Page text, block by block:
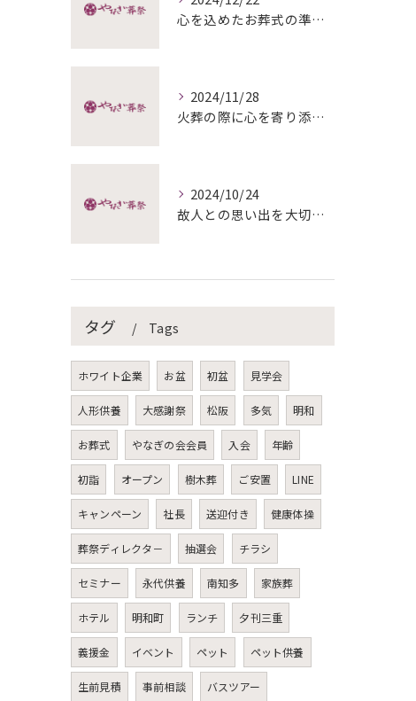
心を込めたお葬式の準備と終活
2024/11/28
火葬の際に心を寄り添わせる方法
2024/10/24
故人との思い出を大切にした家族葬のすすめ
タグ Tags
ホワイト企業 お盆 初盆 見学会
人形供養 大感謝祭 松阪 多気 明和
お葬式 やなぎの会会員 入会 年齢
初詣 オープン 樹木葬 ご安置 LINE
キャンペーン 社長 送迎付き 健康体操
葬祭ディレクタ－ 抽選会 チラシ
セミナー 永代供養 南知多 家族葬
ホテル 明和町 ランチ 夕刊三重
義援金 イベント ペット ペット供養
生前見積 事前相談 バスツアー